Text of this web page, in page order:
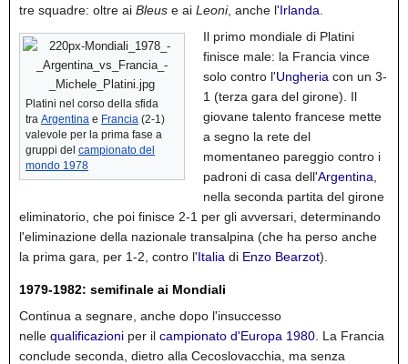
tre squadre: oltre ai Bleus e ai Leoni, anche l'Irlanda
Platini nel corso della sfida
tra Argentina e Francia (2-1)
valevole per la prima fase a
gruppi del campionato del
mondo 1978
Il primo mondiale di Platini
finisce male: la Francia vince
solo contro l'Ungheria con un 3-
1 (terza gara del girone). Il
giovane talento francese mette
a segno la rete del
momentaneo pareggio contro i
padroni di casa dell'Argentina
nella seconda partita del girone
eliminatorio, che poi finisce 2-1 per gli avversari, determinando
l'eliminazione della nazionale transalpina (che ha perso anche
la prima gara, per 1-2, contro l'Italia di Enzo Bearzot).
1979-1982: semifinale ai Mondiali
Continua a segnare, anche dopo l'insuccesso
nelle qualificazioni per il campionato d'Europa 1980 . La Francia
conclude seconda, dietro alla Cecoslovacchia, ma senza